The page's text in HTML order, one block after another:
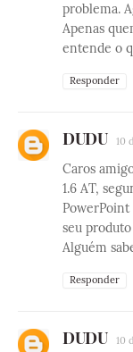
problema.
Apenas
entende o
Responder
DUDU 10
Caros
1.6 AT,
seu
Alguém
Responder
DUDU 10